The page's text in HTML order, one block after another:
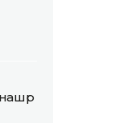
нашр